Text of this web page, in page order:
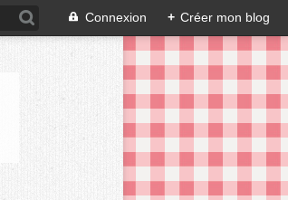
Connexion + Créer mon blog